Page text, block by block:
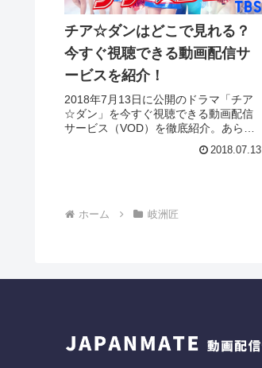
チア☆ダンはどこで見れる？
今すぐ視聴できる動画配信サ
ービスを紹介！
2018年7月13日に公開のドラマ「チア
☆ダン」を今すぐ視聴できる動画配信
サービス（VOD）を徹底紹介。あらす
歌の情報はもちろん、実際に見た人の
2018.07.13
ホーム 岐洲匠